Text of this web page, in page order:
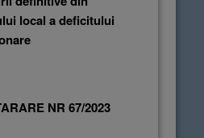
local a deficitului
NR 67/2023